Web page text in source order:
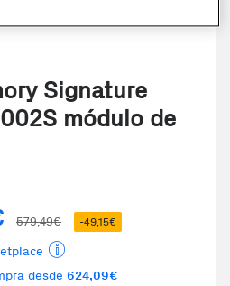
Signature
módulo de
579,49€ -49,15€
desde 624,09€